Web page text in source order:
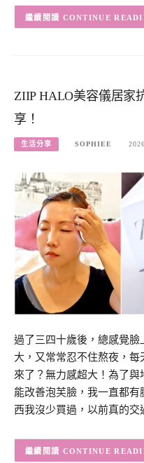
CONTINUE
ZIIP HALO美容儀居家
享！
生活分享 SOPHIEE
過了三四十歲後，總感覺
大，又常常忍不住熬夜，
來了？無力感超大！為了
能改善泡芙臉，我一直都
西我沒少買過，以前真的
CONTINUE